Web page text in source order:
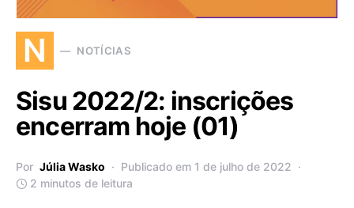
N NOTÍCIAS
Sisu 2022/2: inscrições
encerram hoje (01)
Por Júlia Wasko
Publicado em 1 de julho de 2022
2 minutos de leitura